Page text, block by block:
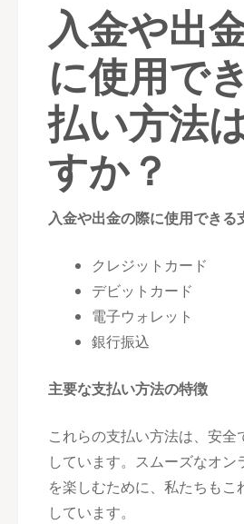
入金や出
に使用で
払い方法
すか？
入金や出金の際に使用できる
クレジットカード
デビットカード
電子ウォレット
銀行振込
主要な支払い方法の特徴
これらの支払い方法は、安全
しています。スムーズなオン
を楽しむために、私たちもこ
しています。